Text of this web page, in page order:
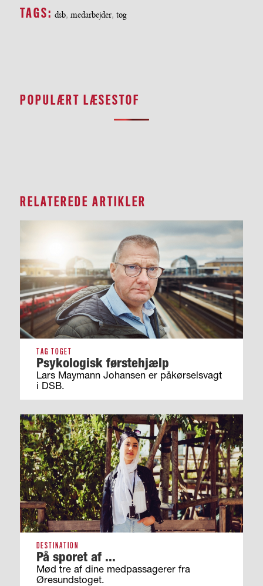
TAGS: dsb, medarbejder, tog
POPULÆRT LÆSESTOF
RELATEREDE ARTIKLER
TAG TOGET
Psykologisk førstehjælp
Lars Maymann Johansen er påkørselsvagt
i DSB.
DESTINATION
På sporet af ...
Mød tre af dine medpassagerer fra
Øresundstoget.